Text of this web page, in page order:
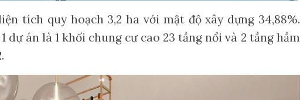
tích quy hoạch 3,2 ha với mật độ xây dựng 34,88%.
dự án là 1 khối chung cư cao 23 tầng nổi và 2 tầng hầm